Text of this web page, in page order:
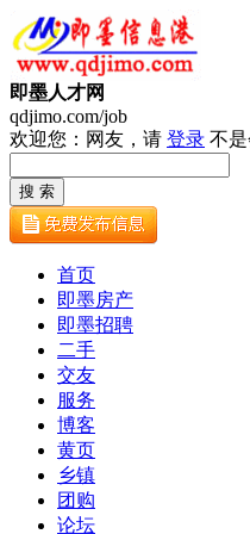
即墨人才网
qdjimo.com/job
欢迎您：网友，请 登录 不是
首页
即墨房产
即墨招聘
二手
交友
服务
博客
黄页
乡镇
团购
论坛